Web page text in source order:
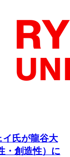
イ氏が龍谷大
・創造性）に